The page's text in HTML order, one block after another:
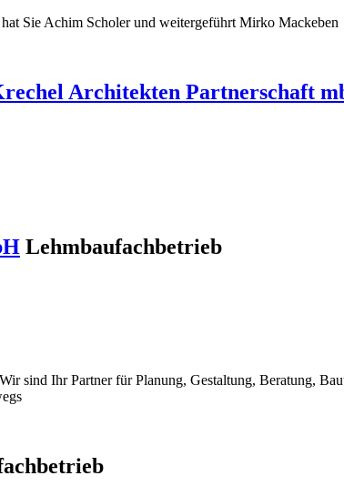
Sie Achim Scholer und weitergeführt Mirko Mackeben
Architekten Partnerschaft
Lehmbaufachbetrieb
sind Ihr Partner für Planung, Gestaltung, Beratung,